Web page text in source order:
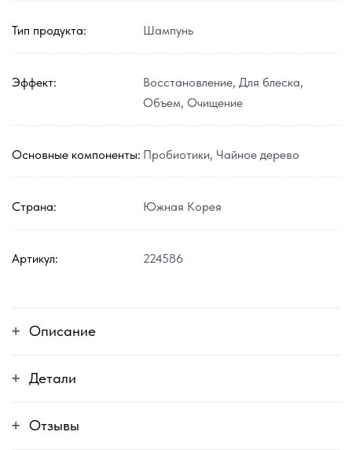
Тип продукта: Шампунь
Эффект: Восстановление,Для блеска,
Объем,Очищение
Основные компоненты: Пробиотики, Чайное дерево
Страна: Южная Корея
Артикул: 224586
Описание
Детали
Отзывы